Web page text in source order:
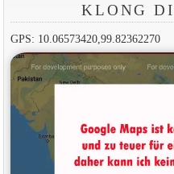
KLONG
GPS: 10.06573420,99.82362270